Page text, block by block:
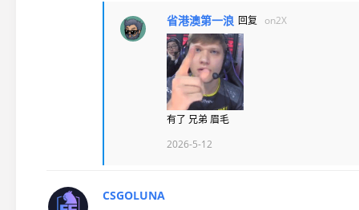
省港澳第一浪 回复 on2X
有了 兄弟 眉毛
2026-5-12
CSGOLUNA